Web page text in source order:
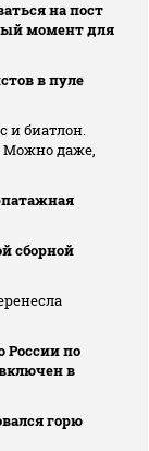
на пост
момент для
в пуле
и биатлон.
Можно даже,
сборной
России по
включен в
горю